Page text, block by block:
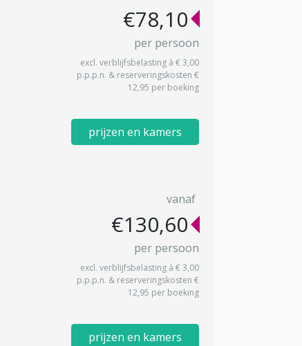
€78,10
per persoon
excl. verblijfsbelasting à € 3,00
p.p.p.n. & reserveringskosten €
12,95 per boeking
prijzen en kamers
vanaf
€130,60
per persoon
excl. verblijfsbelasting à € 3,00
p.p.p.n. & reserveringskosten €
12,95 per boeking
prijzen en kamers